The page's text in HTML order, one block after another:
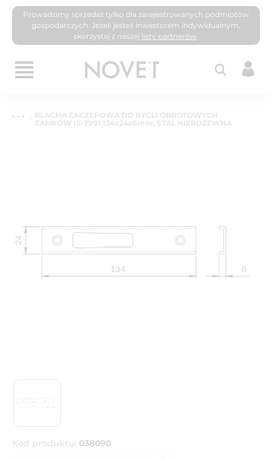
Prowadzimy sprzedaż tylko dla zarejestrowanych podmiotów
gospodarczych. Jeżeli jesteś inwestorem indywidualnym,
skorzystaj z naszej listy partnerów.
BLACHA ZACZEPOWA DO RYGLI OBROTOWYCH
ZAMKÓW IS-7991 134x24x6mm, STAL NIERDZEWNA
Kod produktu: 038090